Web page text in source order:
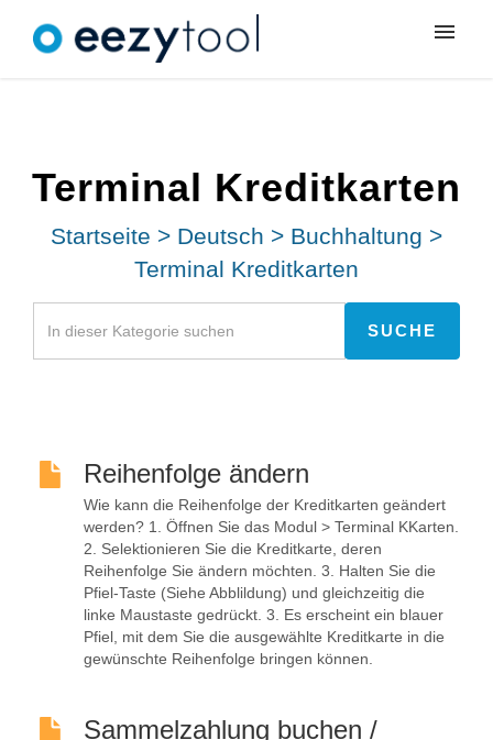
Anmeldung
Terminal Kreditkarten
Startseite > Deutsch > Buchhaltung >
Terminal Kreditkarten
Reihenfolge ändern
Wie kann die Reihenfolge der Kreditkarten geändert
werden? 1. Öffnen Sie das Modul > Terminal KKarten.
2. Selektionieren Sie die Kreditkarte, deren
Reihenfolge Sie ändern möchten. 3. Halten Sie die
Pfiel-Taste (Siehe Abblildung) und gleichzeitig die
linke Maustaste gedrückt. 3. Es erscheint ein blauer
Pfiel, mit dem Sie die ausgewählte Kreditkarte in die
gewünschte Reihenfolge bringen können.
Sammelzahlung buchen /